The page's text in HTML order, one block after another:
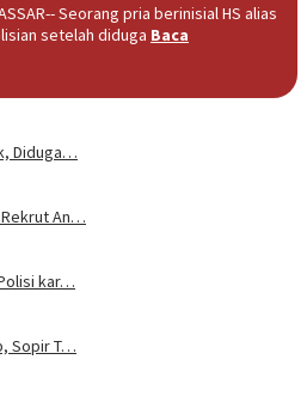
Seorang pria berinisial HS alias
setelah diduga Baca
Diduga…
Rekrut An…
kar…
Sopir T…